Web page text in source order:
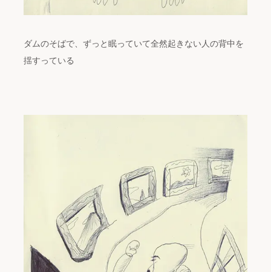
ダムのそばで、ずっと眠っていて全然起きない人の背中を
揺すっている